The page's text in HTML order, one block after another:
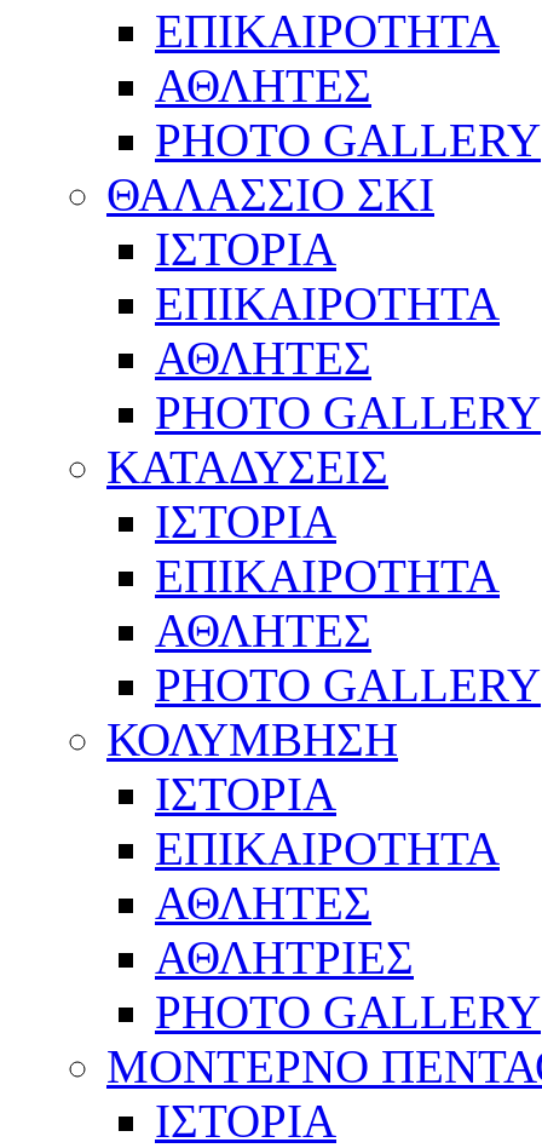
ΕΠΙΚΑΙΡΟΤΗΤΑ
ΑΘΛΗΤΕΣ
PHOTO GALLERY
ΘΑΛΑΣΣΙΟ ΣΚΙ
ΙΣΤΟΡΙΑ
ΕΠΙΚΑΙΡΟΤΗΤΑ
ΑΘΛΗΤΕΣ
PHOTO GALLERY
ΚΑΤΑΔΥΣΕΙΣ
ΙΣΤΟΡΙΑ
ΕΠΙΚΑΙΡΟΤΗΤΑ
ΑΘΛΗΤΕΣ
PHOTO GALLERY
ΚΟΛΥΜΒΗΣΗ
ΙΣΤΟΡΙΑ
ΕΠΙΚΑΙΡΟΤΗΤΑ
ΑΘΛΗΤΕΣ
ΑΘΛΗΤΡΙΕΣ
PHOTO GALLERY
ΜΟΝΤΕΡΝΟ
ΙΣΤΟΡΙΑ